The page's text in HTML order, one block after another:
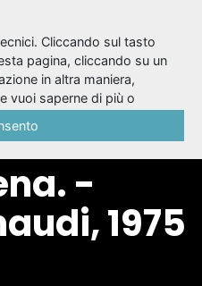
/
di
-
1975
Cliccando sul tasto
pagina, cliccando su un
in altra maniera,
vuoi saperne di più o